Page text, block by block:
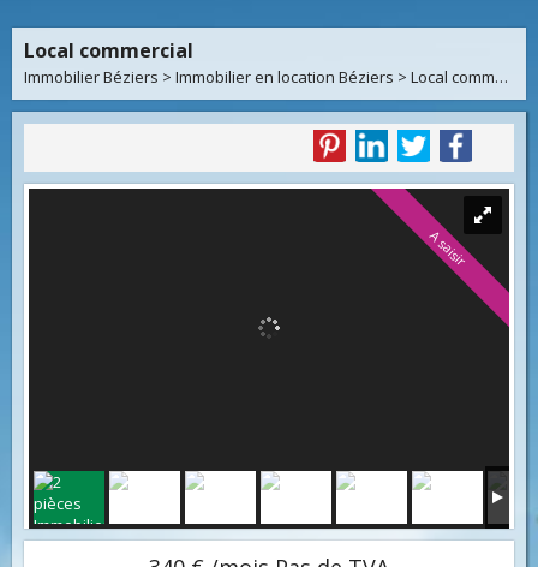
Local commercial
Immobilier Béziers > Immobilier en location Béziers > Local commercial en location Béziers
A saisir